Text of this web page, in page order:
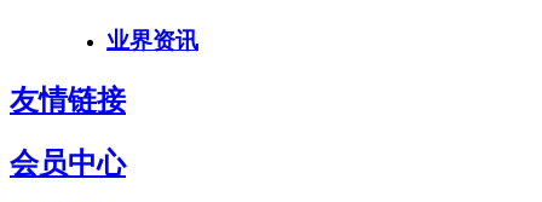
业界资讯
友情链接
会员中心